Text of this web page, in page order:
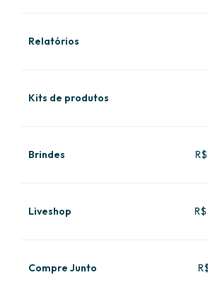
Relatórios
Kits de produtos
Brindes
Liveshop
Compre Junto